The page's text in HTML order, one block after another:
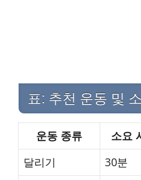
표: 추천 운동 및
운동 종류 소요
달리기
30분